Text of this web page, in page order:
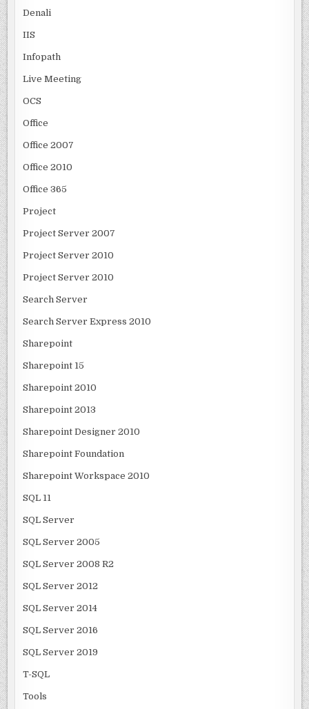
Denali
IIS
Infopath
Live Meeting
OCS
Office
Office 2007
Office 2010
Office 365
Project
Project Server 2007
Project Server 2010
Project Server 2010
Search Server
Search Server Express 2010
Sharepoint
Sharepoint 15
Sharepoint 2010
Sharepoint 2013
Sharepoint Designer 2010
Sharepoint Foundation
Sharepoint Workspace 2010
SQL 11
SQL Server
SQL Server 2005
SQL Server 2008 R2
SQL Server 2012
SQL Server 2014
SQL Server 2016
SQL Server 2019
T-SQL
Tools